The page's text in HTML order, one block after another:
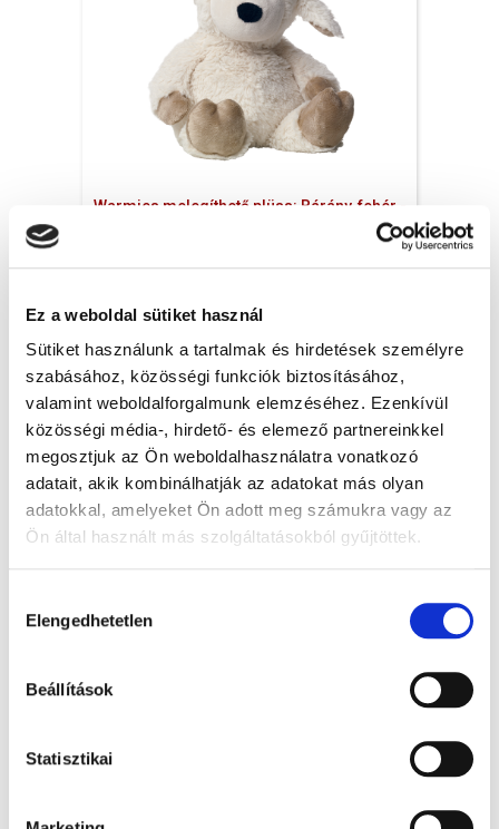
Ez a weboldal sütiket használ
Sütiket használunk a tartalmak és hirdetések személyre
szabásához, közösségi funkciók biztosításához,
valamint weboldalforgalmunk elemzéséhez. Ezenkívül
közösségi média-, hirdető- és elemező partnereinkkel
megosztjuk az Ön weboldalhasználatra vonatkozó
adatait, akik kombinálhatják az adatokat más olyan
adatokkal, amelyeket Ön adott meg számukra vagy az
Ön által használt más szolgáltatásokból gyűjtöttek.
kiválasztása
Elengedhetetlen
Beállítások
Statisztikai
Warmies melegíthető plüss: Bárány, fehér -
8 400 Ft + Áfa
Raktáron
db
KOSÁRBA